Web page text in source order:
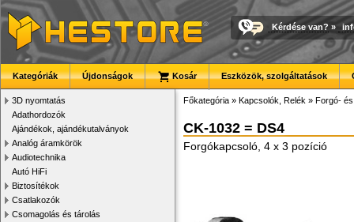
Kérdése van? »
Kategóriák Újdonságok Kosár Eszközök, szolgáltatások
3D nyomtatás
Adathordozók
Ajándékok, ajándékutalványok
Analóg áramkörök
Audiotechnika
Autó HiFi
Biztosítékok
Csatlakozók
Csomagolás és tárolás
Főkategória » Kapcsolók, Relék » Forgó-
CK-1032 = DS4
Forgókapcsoló, 4 x 3 pozíció